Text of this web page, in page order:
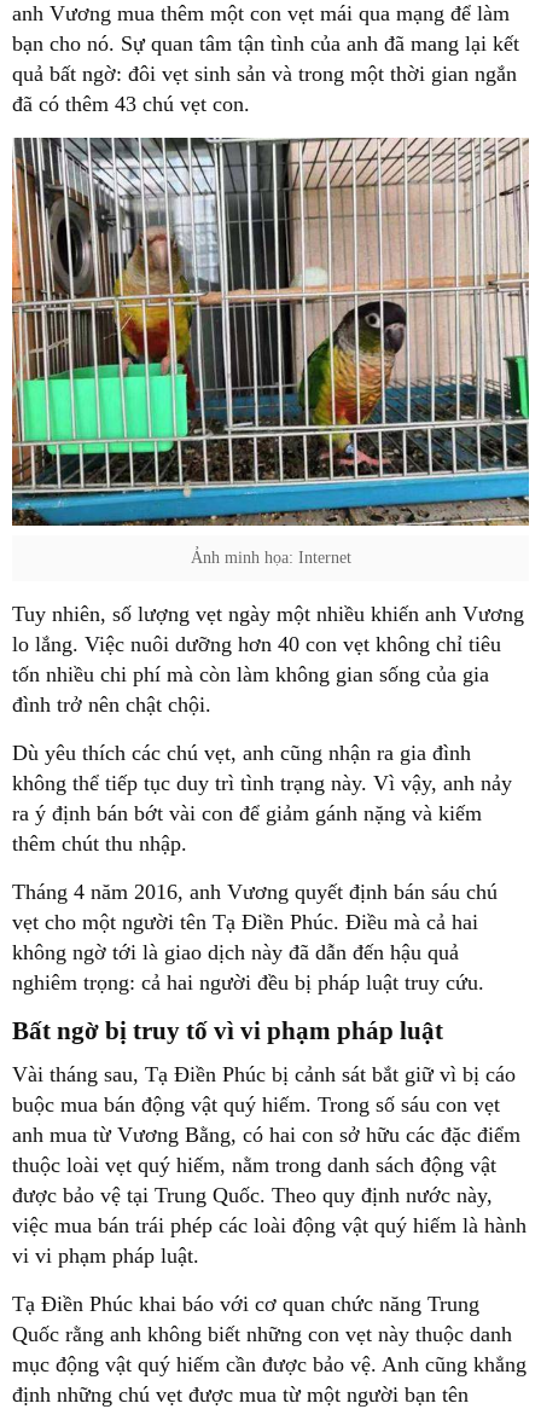
anh Vương mua thêm một con vẹt mái qua mạng để làm
bạn cho nó. Sự quan tâm tận tình của anh đã mang lại kết
quả bất ngờ: đôi vẹt sinh sản và trong một thời gian ngắn
đã có thêm 43 chú vẹt con.
Ảnh minh họa: Internet
Tuy nhiên, số lượng vẹt ngày một nhiều khiến anh Vương
lo lắng. Việc nuôi dưỡng hơn 40 con vẹt không chỉ tiêu
tốn nhiều chi phí mà còn làm không gian sống của gia
đình trở nên chật chội.
Dù yêu thích các chú vẹt, anh cũng nhận ra gia đình
không thể tiếp tục duy trì tình trạng này. Vì vậy, anh nảy
ra ý định bán bớt vài con để giảm gánh nặng và kiếm
thêm chút thu nhập.
Tháng 4 năm 2016, anh Vương quyết định bán sáu chú
vẹt cho một người tên Tạ Điền Phúc. Điều mà cả hai
không ngờ tới là giao dịch này đã dẫn đến hậu quả
nghiêm trọng: cả hai người đều bị pháp luật truy cứu.
Bất ngờ bị truy tố vì vi phạm pháp luật
Vài tháng sau, Tạ Điền Phúc bị cảnh sát bắt giữ vì bị cáo
buộc mua bán động vật quý hiếm. Trong số sáu con vẹt
anh mua từ Vương Bằng, có hai con sở hữu các đặc điểm
thuộc loài vẹt quý hiếm, nằm trong danh sách động vật
được bảo vệ tại Trung Quốc. Theo quy định nước này,
việc mua bán trái phép các loài động vật quý hiếm là hành
vi vi phạm pháp luật.
Tạ Điền Phúc khai báo với cơ quan chức năng Trung
Quốc rằng anh không biết những con vẹt này thuộc danh
mục động vật quý hiếm cần được bảo vệ. Anh cũng khẳng
định những chú vẹt được mua từ một người bạn tên